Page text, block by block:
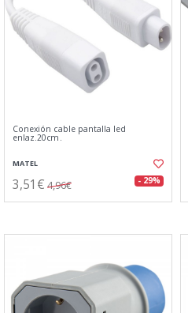
Conexión cable pantalla led
enlaz.20cm.
MATEL
3,51€ 4,96€ - 29%